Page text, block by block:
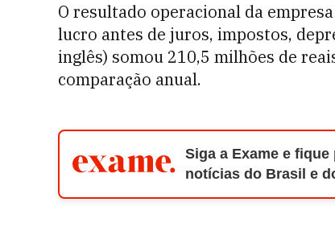
O resultado operacional da
lucro antes de juros, impostos,
inglês) somou 210,5 milhões de
comparação anual.
Siga a Exame e
notícias do Brasil e